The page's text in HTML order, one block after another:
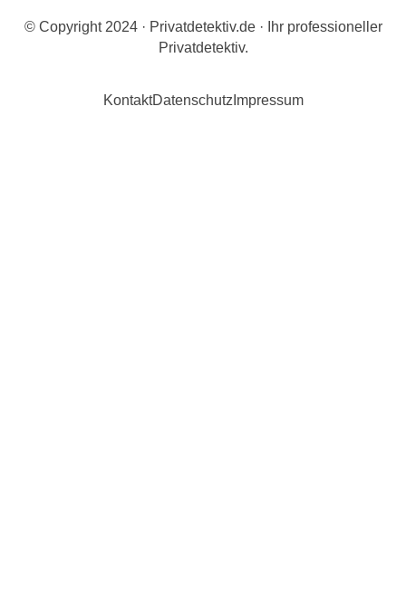
© Copyright 2024 · Privatdetektiv.de · Ihr professioneller
Privatdetektiv.
KontaktDatenschutzImpressum